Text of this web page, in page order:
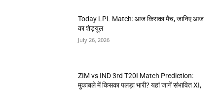
Today LPL Match: आज किसका मैच, जानिए आज
का शेड्यूल
July 26, 2026
ZIM vs IND 3rd T20I Match Prediction:
मुकाबले में किसका पलड़ा भारी? यहां जानें संभावित XI,